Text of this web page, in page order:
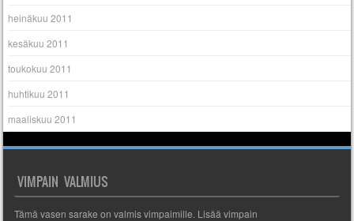
heinäkuu 2011
kesäkuu 2011
toukokuu 2011
huhtikuu 2011
maaliskuu 2011
VIMPAIN VALMIUS
Tämä vasen sarake on valmis vimpaimille. Lisää vimpain